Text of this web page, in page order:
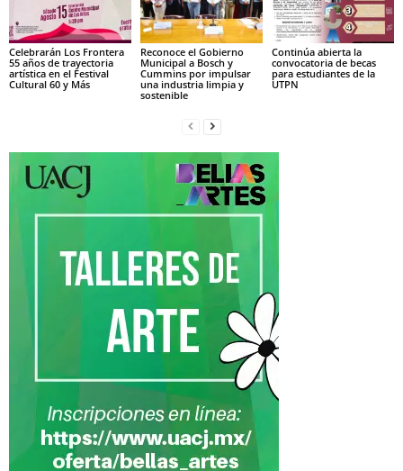
Celebrarán Los Frontera
55 años de trayectoria
artística en el Festival
Cultural 60 y Más
Reconoce el Gobierno
Municipal a Bosch y
Cummins por impulsar
una industria limpia y
sostenible
Continúa abierta la
convocatoria de becas
para estudiantes de la
UTPN